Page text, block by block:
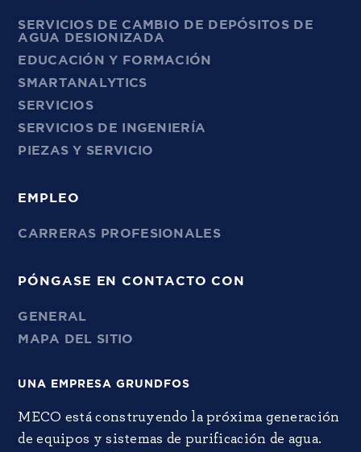
SERVICIOS DE CAMBIO DE DEPÓSITOS DE
AGUA DESIONIZADA
EDUCACIÓN Y FORMACIÓN
SMARTANALYTICS
SERVICIOS
SERVICIOS DE INGENIERÍA
PIEZAS Y SERVICIO
EMPLEO
CARRERAS PROFESIONALES
PÓNGASE EN CONTACTO CON
GENERAL
MAPA DEL SITIO
UNA EMPRESA GRUNDFOS
MECO está construyendo la próxima generación
de equipos y sistemas de purificación de agua.